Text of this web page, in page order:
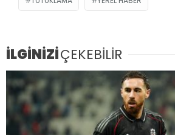
İLGİNİZİÇEKEBİLİR